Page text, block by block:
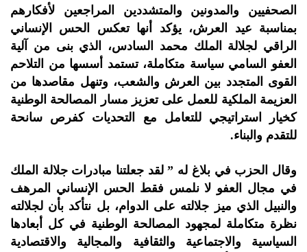
الصحفيين والمدونين والمتشددين المراجعين لأفكارهم
بمناسبة عيد العرش، يؤكد أنها تعكس الحس الإنساني
الراقي لجلالة الملك محمد السادس، الذي بنى من آلية
العفو السامي سياسة متكاملة، تستمد أسسها من التلاحم
القوى المتجدد بين العرش والشعب، وتنهل مقاصدها من
العزيمة الملكية للعمل على تعزيز مسار المصالحة الوطنية
كخيار استراتيجي للتعامل مع التحديات كفرص سانحة
للتقدم والبناء.
وقال الحزب في بلاغ له ” لقد جعلتنا مبادرات جلالة الملك
في مجال العفو لا نلمس فقط الحس الإنساني المرهف
والنبيل الذي ميز جلالته على الدوام، بل نتأكد بأن لجلالته
نظرة متكاملة لمجهود المصالحة الوطنية في كل أبعادها
السياسية والاجتماعية والثقافية والمجالية والاقتصادية